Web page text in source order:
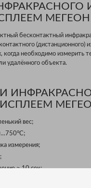
МЕГЕОН
бесконтактный
когда необходимо измерить
удалённого объекта.
вес;
измерения;
≈ 10 сек;